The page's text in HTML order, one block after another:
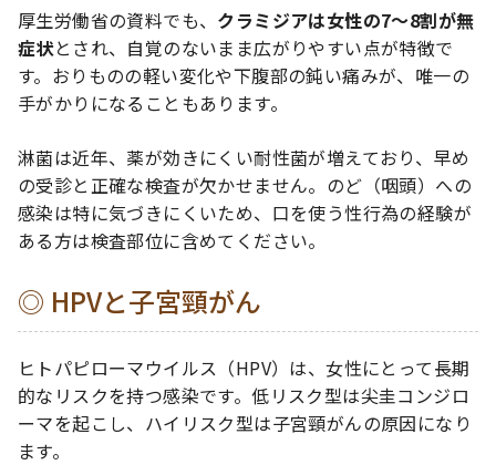
厚生労働省の資料でも、 クラミジアは女性の7〜8割が無
症状とされ、自覚のないまま広がりやすい点が特徴で
す。おりものの軽い変化や下腹部の鈍い痛みが、唯一の
手がかりになることもあります。
淋菌は近年、薬が効きにくい耐性菌が増えており、早め
の受診と正確な検査が欠かせません。のど（咽頭）への
感染は特に気づきにくいため、口を使う性行為の経験が
ある方は検査部位に含めてください。
HPVと子宮頸がん
ヒトパピローマウイルス（HPV）は、女性にとって長期
的なリスクを持つ感染です。低リスク型は尖圭コンジロ
ーマを起こし、ハイリスク型は子宮頸がんの原因になり
ます。